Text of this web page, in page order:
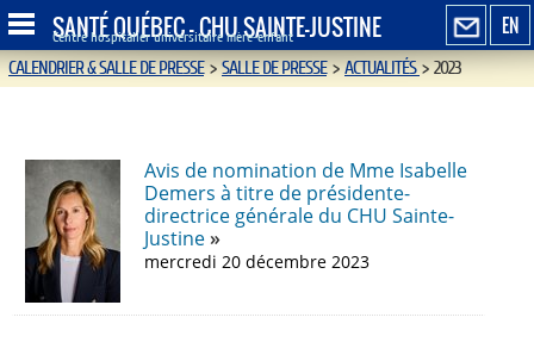
EN
SANTÉ QUÉBEC - CHU SAINTE-JUSTINE
Centre hospitalier universitaire mère-enfant
CALENDRIER & SALLE DE PRESSE>SALLE DE PRESSE>ACTUALITÉS>2023
Avis de nomination de Mme Isabelle
Demers à titre de présidente-
directrice générale du CHU Sainte-
Justine
mercredi 20 décembre 2023